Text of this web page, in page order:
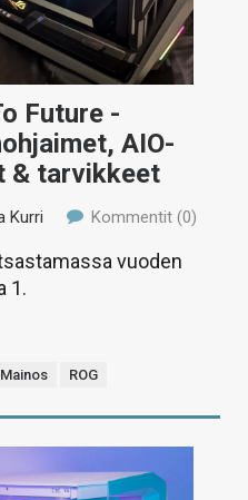
Future -
AIO-
& tarvikkeet
Kurri Kommentit (0)
vuoden
1.
Mainos ROG